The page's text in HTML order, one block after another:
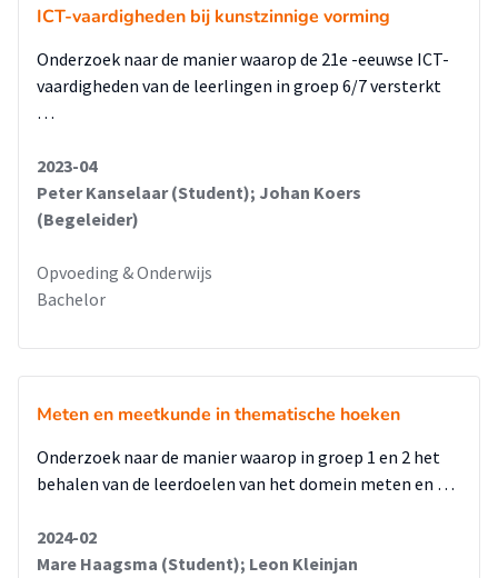
Als tweede is er een thema ontworpen waarvan de leerlingen
zelf het onderwerp naar voren hebben gebracht. De
leerlingen hebben onderzoek gedaan naar een aspect over
hebben zij hun vragen kunnen beantwoorden. Tijdens dit
thema zijn de rubrics vooraf, tussendoor en achteraf door
tien leerlingen ingevuld van de groep in hoeverre zij op
de leerkrachten van deze groep zijn metingen gedaan.
Zij hebben de rubrics vooraf en achteraf ingevuld. Om meer
interview afgenomen.
Uit onderzoek is gebleken dat thematisch werken tijdens
zaakvakonderwijs een positief effect heeft op veel
kanttekeningen aan dit onderzoek. Dit onderzoek is
uitgevoerd in een groep, waardoor het resultaat wordt
het overzicht te bewaken. Tevens is alleen leerkracht 1 in dit
onderzoek bij alle lessen geweest, waardoor haar resultaten
ICT-vaardigheden bij kunstzinnige vorming
Onderzoek naar de manier waarop de 21e -eeuwse ICT-
vaardigheden van de leerlingen in groep 6/7 versterkt
…
2023-04
Peter Kanselaar (Student); Johan Koers
(Begeleider)
Opvoeding & Onderwijs
Bachelor
Meten en meetkunde in thematische hoeken
Onderzoek naar de manier waarop in groep 1 en 2 het
behalen van de leerdoelen van het domein meten en …
2024-02
Mare Haagsma (Student); Leon Kleinjan